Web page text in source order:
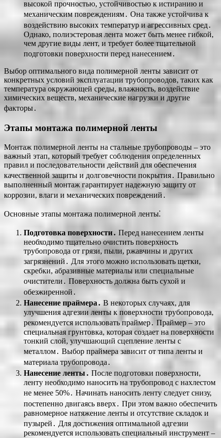
высокой прочностью, устойчивостью к истиранию и
механическим повреждениям․ Она также устойчива к
воздействию высоких температур и агрессивных сред․
Однако, полиэстеровая лента может быть менее гибкой,
чем другие виды лент, и требует более тщательной
подготовки поверхности перед нанесением․
Выбор оптимального вида полимерной ленты зависит от
конкретных условий эксплуатации трубопроводов, таких как
температура окружающей среды, влажность, воздействие
химических веществ, механические нагрузки и другие
факторы․
Этапы монтажа полимерной ленты
Монтаж полимерной ленты на стальные трубопроводы – это
важный этап, который требует соблюдения определенных
правил и последовательности действий для обеспечения
качественной защиты и долговечности покрытия․ Правильно
выполненный монтаж гарантирует надежную защиту от
коррозии, влаги и механических повреждений․
Основные этапы монтажа полимерной ленты⁚
Подготовка поверхности․ Перед нанесением ленты
необходимо тщательно очистить поверхность
трубопровода от грязи, пыли, ржавчины и других
загрязнений․ Для этого можно использовать щетки,
скребки, абразивные материалы или специальные
очистители․ Поверхность должна быть сухой и
обезжиренной․
Нанесение праймера․ В некоторых случаях, для
улучшения адгезии ленты к поверхности трубопровода,
рекомендуется использовать праймер․ Праймер – это
специальная грунтовка, которая создает на поверхности
тонкий слой, улучшающий сцепление ленты с
металлом․ Выбор праймера зависит от типа ленты и
материала трубопровода․
Нанесение ленты․ После подготовки поверхности,
ленту необходимо наносить на трубопровод с нахлестом
не менее 50%․ Начинать наносить ленту следует снизу,
постепенно двигаясь вверх․ При этом важно обеспечить
равномерное натяжение ленты и отсутствие складок и
пузырей․ Для достижения оптимальной адгезии
рекомендуется использовать специальный инструмент –